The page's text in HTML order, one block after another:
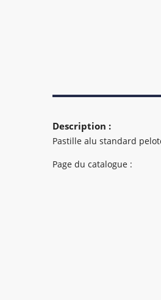
Description :
Pastille alu standard
Page du catalogue :